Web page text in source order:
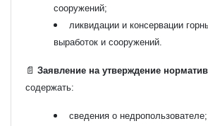
сооружений;
ликвидации и консервации
выработок и сооружений.
📄 Заявление на утверждение
содержать:
сведения о недропользователе;